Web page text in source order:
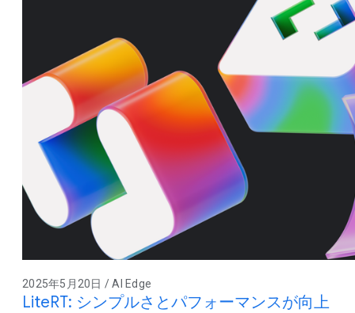
2025年5月20日 / AI Edge
LiteRT: シンプルさとパフォーマンスが向上